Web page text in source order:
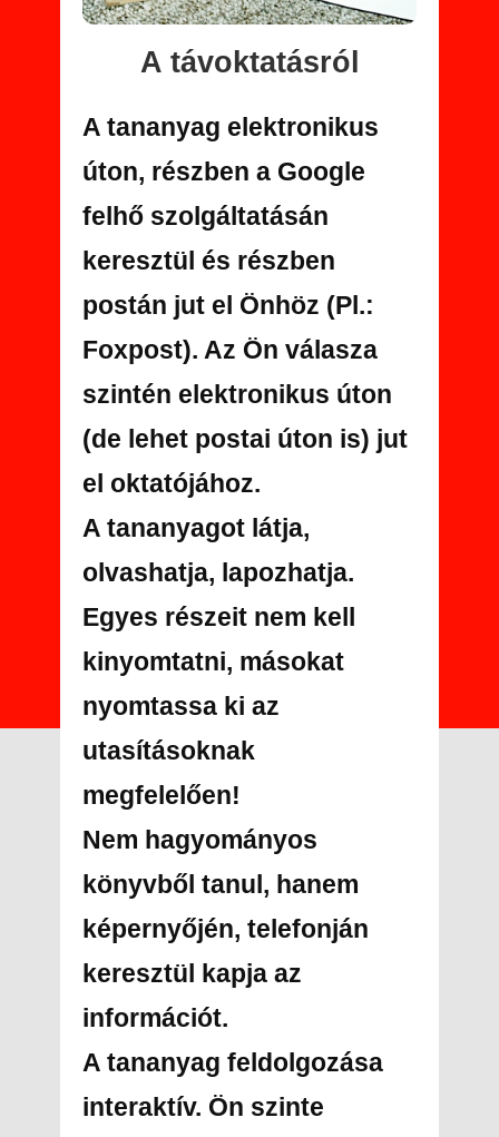
A távoktatásról
A tananyag elektronikus
úton, részben a Google
felhő szolgáltatásán
keresztül és részben
postán jut el Önhöz (Pl.:
Foxpost). Az Ön válasza
szintén elektronikus úton
(de lehet postai úton is) jut
el oktatójához.
A tananyagot látja,
olvashatja, lapozhatja.
Egyes részeit nem kell
kinyomtatni, másokat
nyomtassa ki az
utasításoknak
megfelelően!
Nem hagyományos
könyvből tanul, hanem
képernyőjén, telefonján
keresztül kapja az
információt.
A tananyag feldolgozása
interaktív. Ön szinte